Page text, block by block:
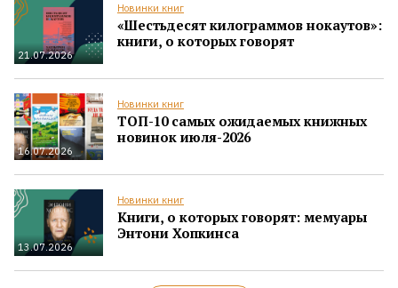
21.07.2026
Новинки книг
«Шестьдесят килограммов нокаутов»:
книги, о которых говорят
16.07.2026
Новинки книг
ТОП-10 самых ожидаемых книжных
новинок июля-2026
13.07.2026
Новинки книг
Книги, о которых говорят: мемуары
Энтони Хопкинса